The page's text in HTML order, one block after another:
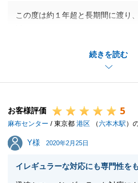
続きを読む
この度は約１年超と長期間に渡り
を当社にてご選択頂き、重ねて感
スケジュールに付きましては、な
ざいませんよう、最大限注意しな
感しております。
また何かご相談がございましたら
ださいませ。
閉じる
お客様評価 5
麻布センター / 東京都 港区 （六本木駅）
Y様
Y様 2020年2月25日
イレギュラーな対応にも専門性を